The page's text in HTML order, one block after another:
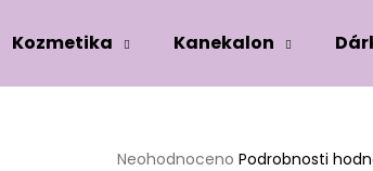
Kozmetika Kanekalon
Průměrné
Neohodnoceno Podrobnosti